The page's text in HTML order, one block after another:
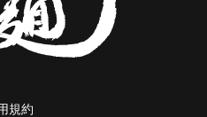
規約